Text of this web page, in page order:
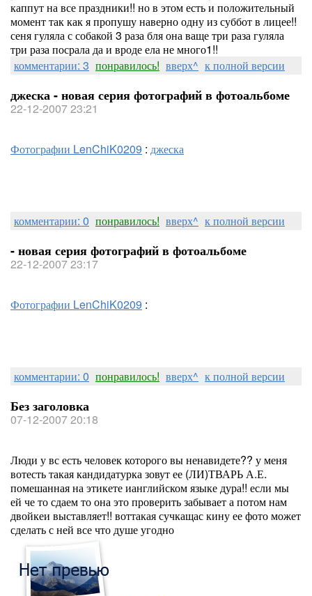
каппут на все праздники!! но в этом есть и положительный
момент так как я пропушу наверно одну из суббот в лицее!!
сеня гуляла с собакой 3 раза бля она ваще три раза гуляла
три раза посрала да и вроде ела не много1!!
комментарии: 3 понравилось! вверх^ к полной версии
джеска - новая серия фотографий в фотоальбоме
22-12-2007 23:21
Фотографии LenChiK0209 : джеска
комментарии: 0 понравилось! вверх^ к полной версии
- новая серия фотографий в фотоальбоме
22-12-2007 23:17
Фотографии LenChiK0209 :
комментарии: 0 понравилось! вверх^ к полной версии
Без заголовка
07-12-2007 20:18
Люди у вс есть человек которого вы ненавидете?? у меня
вотесть такая кандидатурка зовут ее (ЛИ)ТВАРЬ А.Е.
помешанная на этикете ианглийском языке дура!! если мы
ей че то сдаем то она это проверить забывает а потом нам
двойкеи выставляет!! воттакая сучкащас кину ее фото может
сделать с ней все что душе угодно